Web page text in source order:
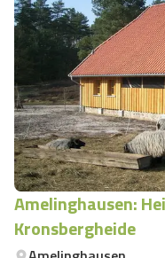
Amelinghausen:
Kronsbergheide